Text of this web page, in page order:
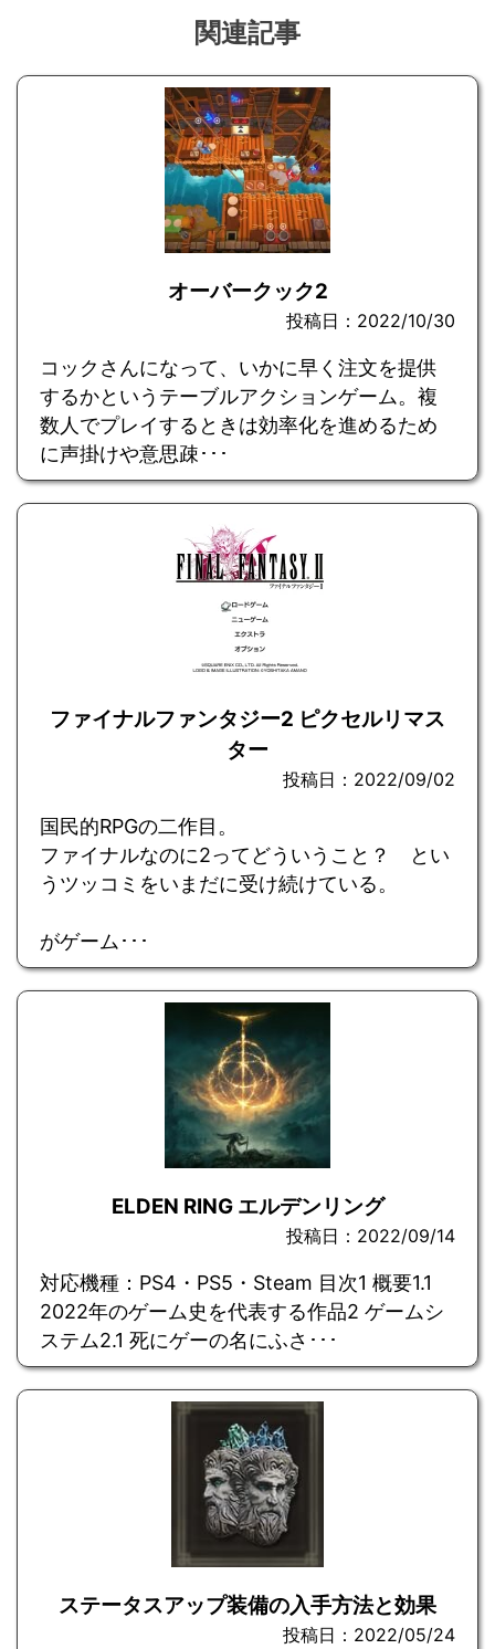
関連記事
オーバークック2
投稿日：2022/10/30
コックさんになって、いかに早く注文を提供
するかというテーブルアクションゲーム。複
数人でプレイするときは効率化を進めるため
に声掛けや意思疎･･･
ファイナルファンタジー2 ピクセルリマス
ター
投稿日：2022/09/02
国民的RPGの二作目。
ファイナルなのに2ってどういうこと？ とい
うツッコミをいまだに受け続けている。
がゲーム･･･
ELDEN RING エルデンリング
投稿日：2022/09/14
対応機種：PS4・PS5・Steam 目次1 概要1.1
2022年のゲーム史を代表する作品2 ゲームシ
ステム2.1 死にゲーの名にふさ･･･
ステータスアップ装備の入手方法と効果
投稿日：2022/05/24